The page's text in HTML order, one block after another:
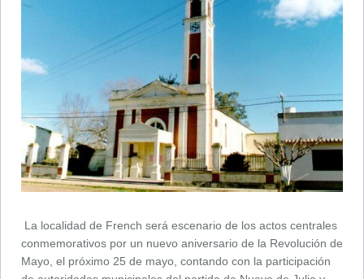
La localidad de French será escenario de los actos centrales
conmemorativos por un nuevo aniversario de la Revolución de
Mayo, el próximo 25 de mayo, contando con la participación